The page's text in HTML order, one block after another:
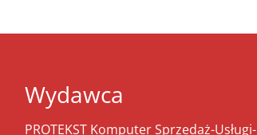
Wydawca
PROTEKST Komputer Sprzedaż-Usługi-